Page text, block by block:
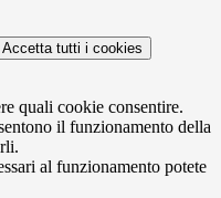
Accetta tutti i cookies
quali cookie consentire.
il funzionamento della
al funzionamento potete